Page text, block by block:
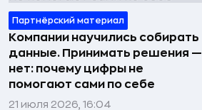
Партнёрский материал
Компании научились собирать
данные. Принимать решения —
нет: почему цифры не
помогают сами по себе
21 июля 2026, 16:04